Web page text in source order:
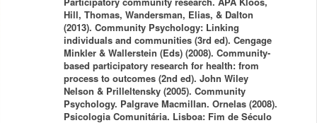
Hill, Thomas, Wandersman, Elias, & Dalton
(2013). Community Psychology: Linking
individuals and communities (3rd ed). Cengage
Minkler & Wallerstein (Eds) (2008). Community-
based participatory research for health: from
process to outcomes (2nd ed). John Wiley
Nelson & Prilleltensky (2005). Community
Psychology. Palgrave Macmillan. Ornelas (2008).
Psicologia Comunitária. Lisboa: Fim de Século